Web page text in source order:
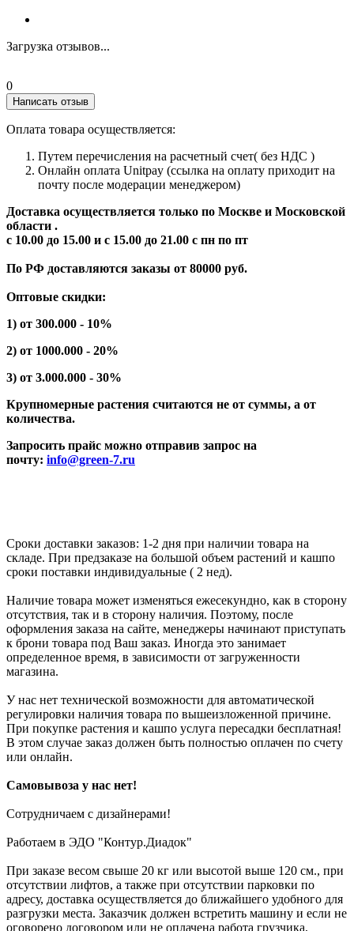
Загрузка отзывов...
0
Написать отзыв
Оплата товара осуществляется:
Путем перечисления на расчетный счет( без НДС )
Онлайн оплата Unitpay (ссылка на оплату приходит на
почту после модерации менеджером)
Доставка осуществляется только по Москве и Московской
области .
с 10.00 до 15.00 и с 15.00 до 21.00 с пн по пт
По РФ доставляются заказы от 80000 руб.
Оптовые скидки:
1) от 300.000 - 10%
2) от 1000.000 - 20%
3) от 3.000.000 - 30%
Крупномерные растения считаются не от суммы, а от
количества.
Запросить прайс можно отправив запрос на
почту: info@green-7.ru
Сроки доставки заказов: 1-2 дня при наличии товара на
складе. При предзаказе на большой объем растений и кашпо
сроки поставки индивидуальные ( 2 нед).
Наличие товара может изменяться ежесекундно, как в сторону
отсутствия, так и в сторону наличия. Поэтому, после
оформления заказа на сайте, менеджеры начинают приступать
к брони товара под Ваш заказ. Иногда это занимает
определенное время, в зависимости от загруженности
магазина.
У нас нет технической возможности для автоматической
регулировки наличия товара по вышеизложенной причине.
При покупке растения и кашпо услуга пересадки бесплатная!
В этом случае заказ должен быть полностью оплачен по счету
или онлайн.
Самовывоза у нас нет!
Сотрудничаем с дизайнерами!
Работаем в ЭДО "Контур.Диадок"
При заказе весом свыше 20 кг или высотой выше 120 см., при
отсутствии лифтов, а также при отсутствии парковки по
адресу, доставка осуществляется до ближайшего удобного для
разгрузки места. Заказчик должен встретить машину и если не
оговорено договором или не оплачена работа грузчика,